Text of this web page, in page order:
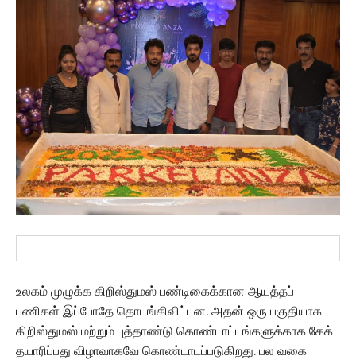
உலகம் முழுக்க கிறிஸ்துமஸ் பண்டிகைக்கான ஆயத்தப்
பணிகள் இப்போதே தொடங்கிவிட்டன. அதன் ஒரு பகுதியாக
கிறிஸ்துமஸ் மற்றும் புத்தாண்டு கொண்டாட்டங்களுக்காக கேக்
தயாரிப்பது விழாவாகவே கொண்டாடப்படுகிறது. பல வகை